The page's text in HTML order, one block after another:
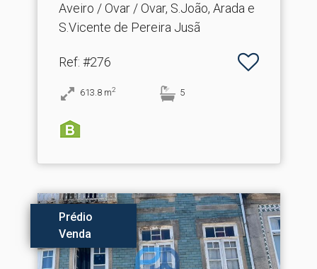
Aveiro / Ovar / Ovar, S.João, Arada e
S.Vicente de Pereira Jusã
Ref: #276
613.8 m2 5
Prédio
Venda